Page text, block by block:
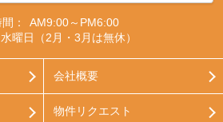
：
AM9:00～PM6:00
水曜日（2月・3月は無休）
会社概要
物件リクエスト